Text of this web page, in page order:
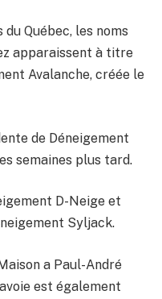
Québec, les noms
apparaissent à titre
Avalanche, créée le
de Déneigement
semaines plus tard.
D-Neige et
Syljack.
a Paul-André
est également